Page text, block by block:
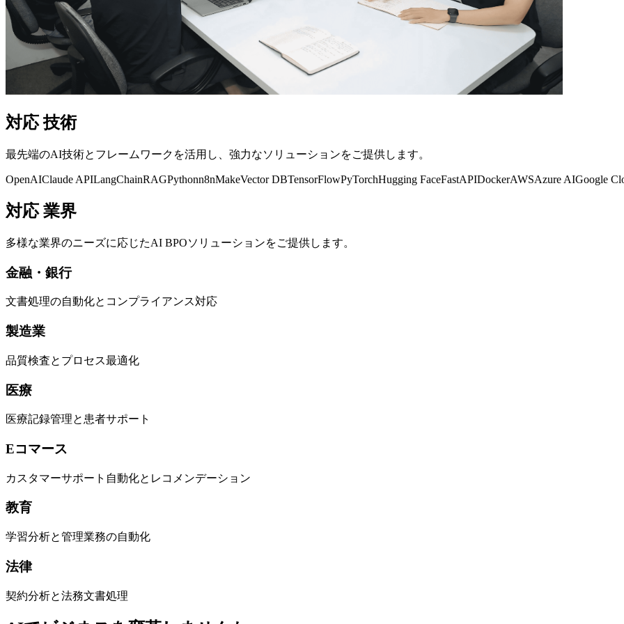
対応 技術
最先端のAI技術とフレームワークを活用し、強力なソリューションをご提供します。
OpenAIClaude APILangChainRAGPythonn8nMakeVector DBTensorFlowPyTorchHugging FaceFastAPIDockerAWSAzure AIGoogle
対応 業界
多様な業界のニーズに応じたAI BPOソリューションをご提供します。
金融・銀行
文書処理の自動化とコンプライアンス対応
製造業
品質検査とプロセス最適化
医療
医療記録管理と患者サポート
Eコマース
カスタマーサポート自動化とレコメンデーション
教育
学習分析と管理業務の自動化
法律
契約分析と法務文書処理